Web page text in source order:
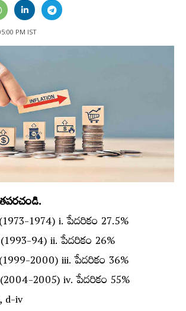
PM IST
1974) i. పేదరికం 27.5%
94) ii. పేదరికం 26%
2000) iii. పేదరికం 36%
2005) iv. పేదరికం 55%
d-iv